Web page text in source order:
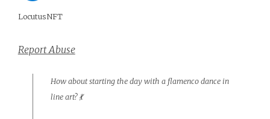
LocutusNFT
Report Abuse
How about starting the day with a flamenco dance in
line art? 💃